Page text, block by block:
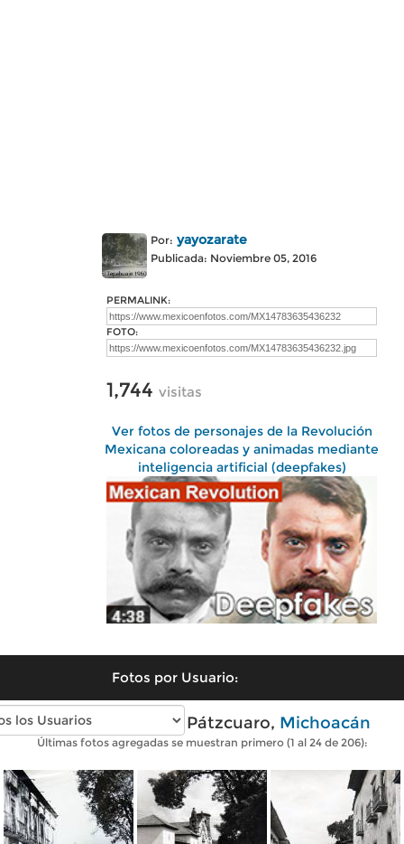
Por: yayozarate
Publicada: Noviembre 05, 2016
PERMALINK:
FOTO:
1,744 visitas
Ver fotos de personajes de la Revolución
Mexicana coloreadas y animadas mediante
inteligencia artificial (deepfakes)
Fotos por Usuario:
Fotos antiguas de Pátzcuaro, Michoacán
Últimas fotos agregadas se muestran primero (1 al 24 de 206):